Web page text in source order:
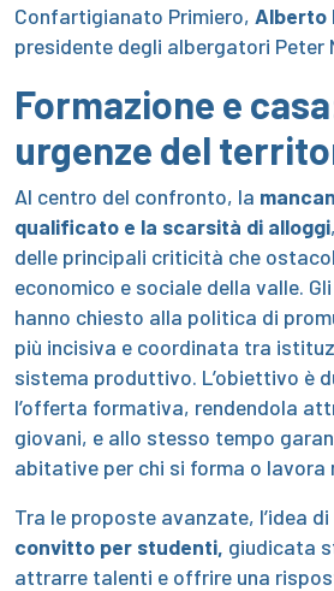
Confartigianato Primiero, Alberto
presidente degli albergatori Peter
Formazione e
urgenze del
Al centro del confronto, la
qualificato e la scarsità di alloggi
delle principali criticità che
economico e sociale della valle.
hanno chiesto alla politica di
più incisiva e coordinata tra
sistema produttivo. L’obiettivo è
l’offerta formativa, rendendola
giovani, e allo stesso tempo
abitative per chi si forma o lavora
Tra le proposte avanzate, l’idea
convitto per studenti, giudicata
attrarre talenti e offrire una